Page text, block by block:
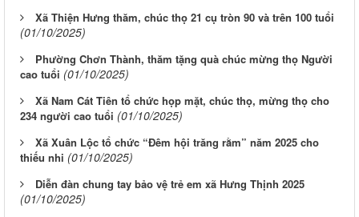
Xã Thiện Hưng thăm, chúc thọ 21 cụ tròn 90 và trên 100 tuổi
(01/10/2025)
Phường Chơn Thành, thăm tặng quà chúc mừng thọ Người
cao tuổi (01/10/2025)
Xã Nam Cát Tiên tổ chức họp mặt, chúc thọ, mừng thọ cho
234 người cao tuổi (01/10/2025)
Xã Xuân Lộc tổ chức “Đêm hội trăng rằm” năm 2025 cho
thiếu nhi (01/10/2025)
Diễn đàn chung tay bảo vệ trẻ em xã Hưng Thịnh 2025
(01/10/2025)